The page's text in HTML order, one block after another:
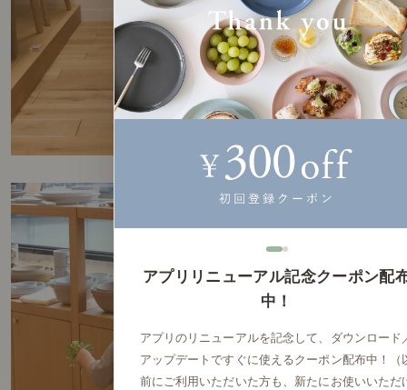
アプリリニューアル記念クーポン配
中！
アプリのリニューアルを記念して、ダウンロード
アップデートですぐに使えるクーポン配布中！（
前にご利用いただいた方も、新たにお使いいただ